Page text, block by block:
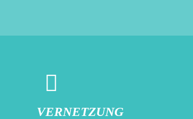
VERNETZUNG